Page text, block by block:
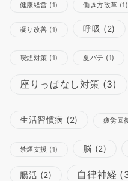
健康経営 (1) 働き方改革 (1)
凝り改善 (1) 呼吸 (2)
喫煙対策 (1) 夏バテ (1)
座りっぱなし対策 (3)
生活習慣病 (2) 疲労回
禁煙支援 (1) 脳 (2)
腸活 (2) 自律神経